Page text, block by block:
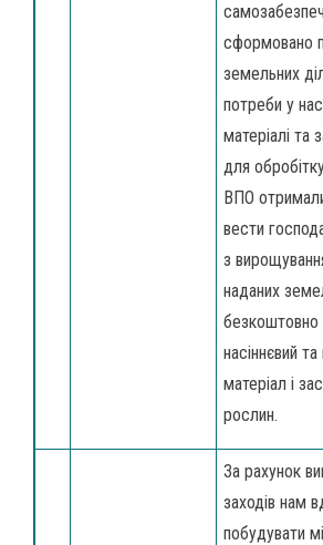
сформовано
земельних
потреби у
матеріалі та
для
ВПО
вести
з
наданих
безкоштовно
насіннєвий
матеріал і
рослин.
За рахунок
заходів нам
побудувати